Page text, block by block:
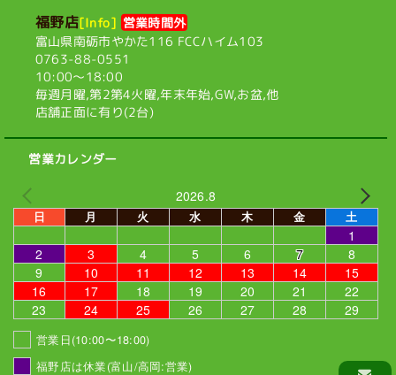
福野店[Info] 営業時間外
富山県南砺市やかた116 FCCハイム103
0763-88-0551
10:00〜18:00
毎週月曜,第2第4火曜,年末年始,GW,お盆,他
店舗正面に有り(2台)
営業カレンダー
2026.8
日 月 火 水 木 金 土
1
2
3 4 5 6 7
8
9
10 11 12 13 14
15
16
17 18 19 20 21
22
23
24 25 26 27 28 29
営業日(10:00〜18:00)
福野店は休業(富山/高岡:営業)